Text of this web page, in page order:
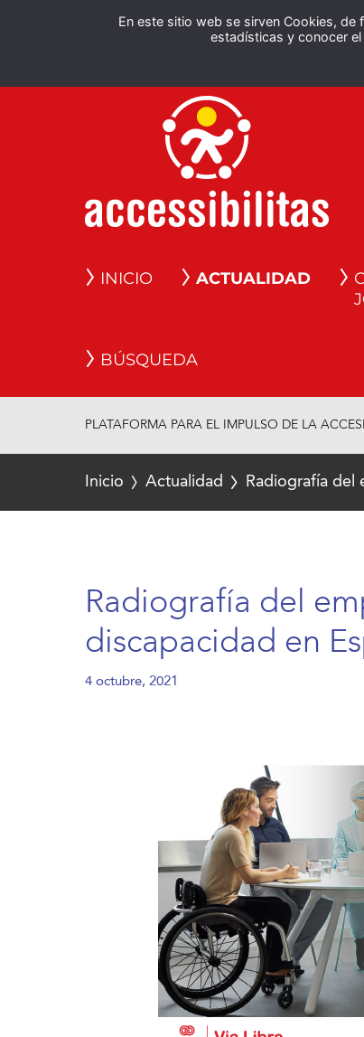
En este sitio web se sirven Cookies,
estadísticas y conocer
INICIO ACTUALIDAD
BÚSQUEDA
PLATAFORMA PARA EL IMPULSO DE LA
Inicio Actualidad Radiografía del
Radiografía del
discapacidad en
4 octubre, 2021